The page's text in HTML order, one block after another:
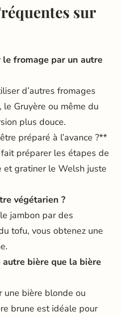
sur
fromage par un autre
d’autres fromages
Gruyère ou même du
plus douce.
préparé à l’avance ?**
préparer les étapes de
et gratiner le Welsh juste
végétarien ?
jambon par des
tofu, vous obtenez une
bière que la bière
une bière blonde ou
brune est idéale pour